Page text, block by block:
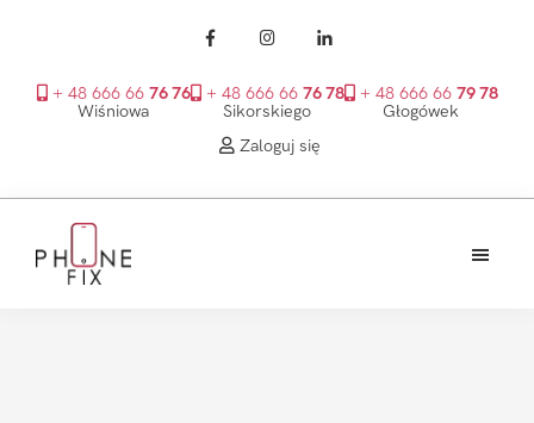
+ 48 666 66 76 76
Wiśniowa
+ 48 666 66 76 78
Sikorskiego
+ 48 666 66 79 78
Głogówek
Zaloguj się
głównego